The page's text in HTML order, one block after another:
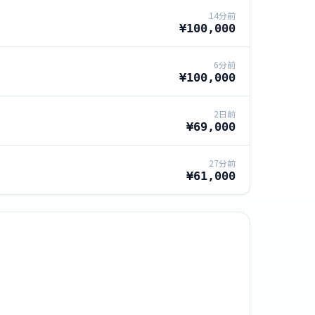
14分前
¥100,000
6分前
¥100,000
2日前
¥69,000
27分前
¥61,000